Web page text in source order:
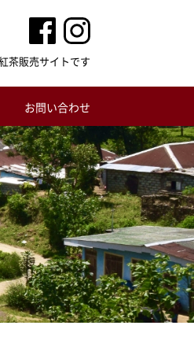
茶販売サイトです
お問い合わせ